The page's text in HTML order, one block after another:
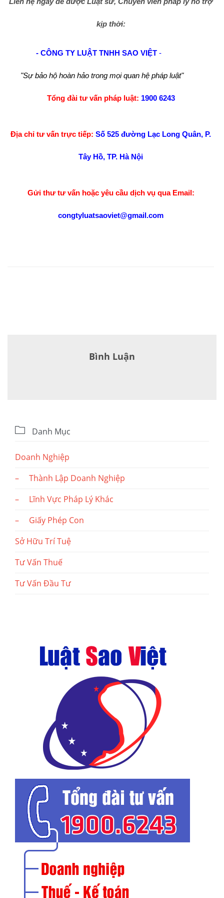
kịp thời:
- CÔNG TY LUẬT TNHH SAO VIỆT -
"Sự bảo hộ hoàn hảo trong mọi quan hệ pháp luật"
Tổng đài tư vấn pháp luật: 1900 6243
Địa chỉ tư vấn trực tiếp: Số 525 đường Lạc Long Quân, P.
Tây Hồ, TP. Hà Nội
Gửi thư tư vấn hoặc yêu cầu dịch vụ qua Email:
congtyluatsaoviet@gmail.com
Bình Luận
 Danh Mục
Doanh Nghiệp
– Thành Lập Doanh Nghiệp
– Lĩnh Vực Pháp Lý Khác
– Giấy Phép Con
Sở Hữu Trí Tuệ
Tư Vấn Thuế
Tư Vấn Đầu Tư